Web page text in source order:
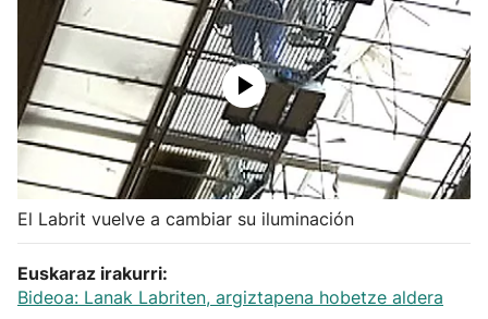
Baloncesto
Ciclismo
Herri-kirolak
Balonmano
Kirolak 360
El Labrit vuelve a cambiar su iluminación
Euskaraz irakurri:
Bideoa: Lanak Labriten, argiztapena hobetze aldera